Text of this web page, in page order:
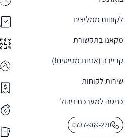
לקוחות ממליצים
מקאנו בתקשורת
קריירה (אנחנו מגייסים!)
שירות לקוחות
כניסה למערכת ניהול
0737-969-270